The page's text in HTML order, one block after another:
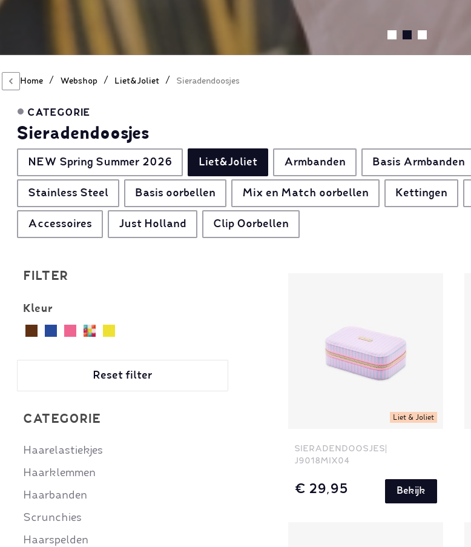
Home / Webshop / Liet&Joliet / Sieradendoosjes
CATEGORIE
Sieradendoosjes
NEW Spring Summer 2026 Liet&Joliet Armbanden Basis Armbanden
Stainless Steel Basis oorbellen Mix en Match oorbellen Kettingen
Accessoires Just Holland Clip Oorbellen
FILTER
Kleur
Reset filter
CATEGORIE
Haarelastiekjes
Haarklemmen
Haarbanden
Scrunchies
Haarspelden
Liet & Joliet
SIERADENDOOSJES
J9018MIX04
€ 29,95 Bekijk